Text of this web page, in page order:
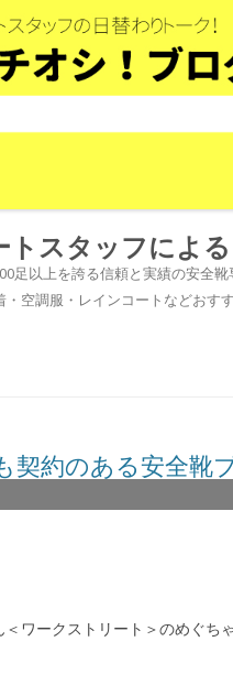
トスタッフによ
足以上を誇る信頼と実績の安全
空調服・レインコートなどおす
契約のある安全
＜ワークストリート＞のめぐ